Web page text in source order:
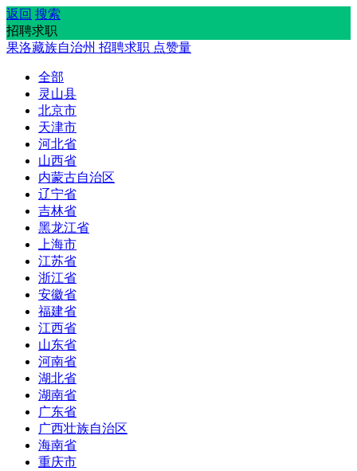
返回 搜索
招聘求职
果洛藏族自治州 招聘求职 点赞量
全部
灵山县
北京市
天津市
河北省
山西省
内蒙古自治区
辽宁省
吉林省
黑龙江省
上海市
江苏省
浙江省
安徽省
福建省
江西省
山东省
河南省
湖北省
湖南省
广东省
广西壮族自治区
海南省
重庆市